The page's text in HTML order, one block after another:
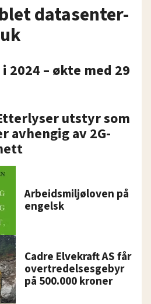
datasenter-
– økte med 29
utstyr som
avhengig av 2G-
Arbeidsmiljøloven på
engelsk
Cadre Elvekraft AS får
overtredelsesgebyr
på 500.000 kroner